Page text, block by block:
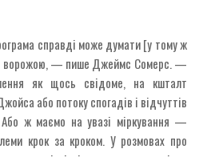
справді може думати [у тому ж
ворожою, — пише Джеймс Сомерс. —
як щось свідоме, на кшталт
або потоку спогадів і відчуттів
Або ж маємо на увазі міркування —
крок за кроком. У розмовах про